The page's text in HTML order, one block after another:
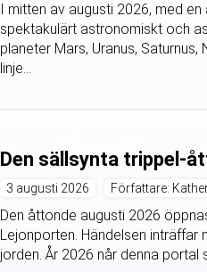
I mitten av augusti 2026, med
spektakulärt astronomiskt och
planeter Mars, Uranus,
linje...
Den sällsynta trippel-
3 augusti 2026 Författare:
Den åttonde augusti 2026
Lejonporten. Händelsen inträffar
jorden. År 2026 når denna portal